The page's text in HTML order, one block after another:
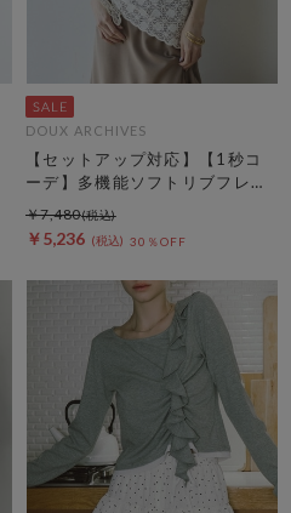
DOUX ARCHIVES
【セットアップ対応】【1秒コ
ーデ】多機能ソフトリブフレン
チスリーブトップス
￥5,236 30％OFF
￥7,480